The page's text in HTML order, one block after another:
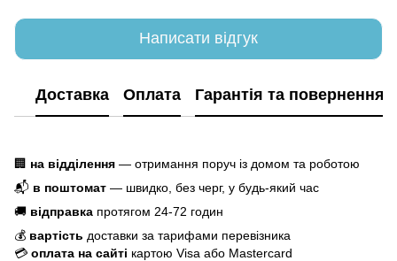
Написати відгук
Доставка Оплата Гарантія та повернення
🏢 на відділення — отримання поруч із домом та роботою
📬 в поштомат — швидко, без черг, у будь-який час
🚚 відправка протягом 24-72 годин
💰 вартість доставки за тарифами перевізника
💳 оплата на сайті картою Visa або Mastercard